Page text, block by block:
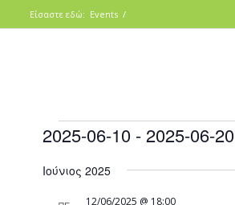
Είσαστε εδώ: Events /
2025-06-10 - 2025-06-20
date.
Ιούνιος 2025
12/06/2025 @ 18:00